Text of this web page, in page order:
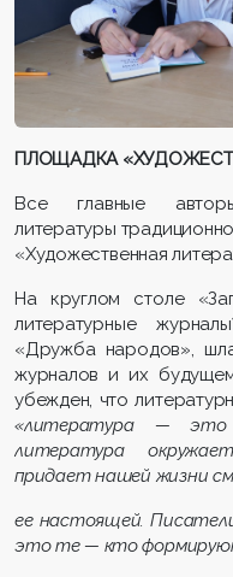
ПЛОЩАДКА
Все главные
литературы
«Художественная
На круглом столе
литературные
«Дружба народов»,
журналов и их
убежден, что
«литература — это
литература
придает нашей жизни
ее настоящей.
это те — кто